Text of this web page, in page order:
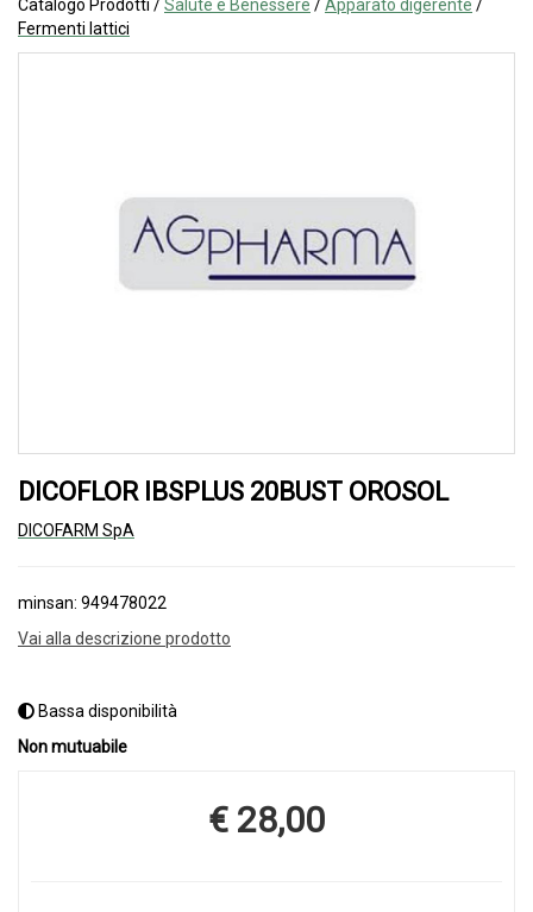
Catalogo Prodotti /Salute e Benessere /Apparato digerente /
Fermenti lattici
DICOFLOR IBSPLUS 20BUST OROSOL
DICOFARM SpA
minsan: 949478022
Vai alla descrizione prodotto
Bassa disponibilità
Non mutuabile
Prezzo
€ 28,00